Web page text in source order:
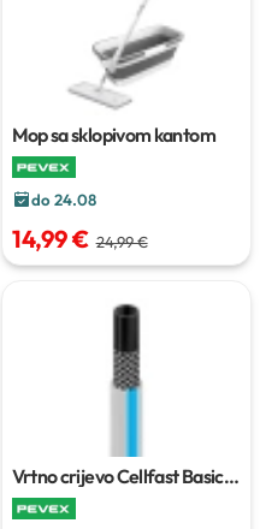
Mop sa sklopivom kantom
do 24.08
14,99 € 24,99 €
Vrtno crijevo Cellfast Basic
20 m